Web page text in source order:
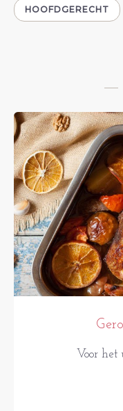
HOOFDGERECHT
Voor het